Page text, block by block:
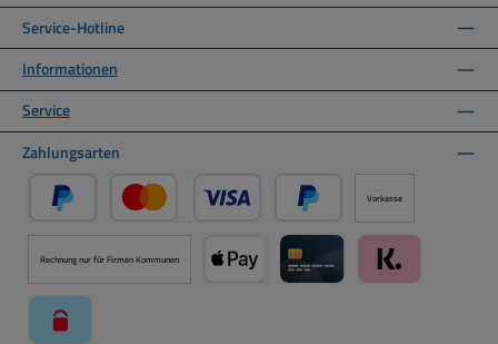
Service-Hotline
Informationen
Service
Zahlungsarten
PayPal Kredit- oder Debitkarte über PayPal
Später Bezahlen über PayPal
Vorkasse
Rechnung nur für Firmen Kommunen